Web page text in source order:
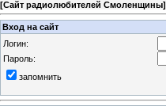
[Сайт радиолюбителей Смоленщины]
Вход на сайт
Логин:
Пароль:
запомнить